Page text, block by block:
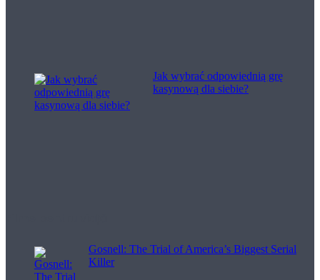
Jak wybrać odpowiednią grę
kasynową dla siebie?
Gosnell: The Trial of America’s Biggest Serial
Killer